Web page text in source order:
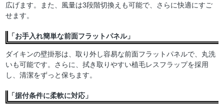
広げます。また、風量は3段階切換えも可能で、さらに快適にすご
せます。
「お手入れ簡単な前面フラットパネル」
ダイキンの壁掛形は、取り外し容易な前面フラットパネルで、丸洗
いも可能です。さらに、拭き取りやすい植毛レスフラップを採用
し、清潔をずっと保ちます。
「据付条件に柔軟に対応」